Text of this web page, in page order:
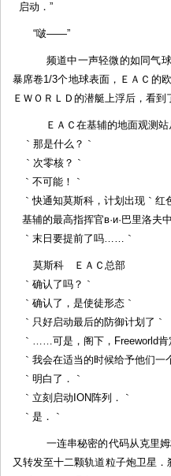
启动．”
“啵——”
频道中一声轻微的如同气球
暴席卷1/3个地球表面，ＥＡＣ的
ＥＷＯＲＬＤ的潜艇上浮后，看到
ＥＡＣ在基辅的地面观测站
｀那是什么？｀
｀次零核？｀
｀不可能！｀
｀快通知莫斯科，计划出现｀红
基辅的最高指挥官в·и·巴里洛夫
｀末日要提前了吗……｀
莫斯科 ＥＡＣ总部
｀确认了吗？｀
｀确认了，是使徒形态｀
｀只好启动最后的防御计划了｀
｀……可是，阁下，Freeworld肯
｀我会在适当的时候给予他们一
｀明白了．｀
｀立刻启动ION阵列．｀
｀是．｀
一连串秘密的代码从克里姆
又转发至十二颗轨道粒子炮卫星